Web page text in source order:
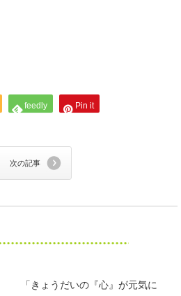
feedly Pin it
次の記事
「きょうだいの『心』が元気に